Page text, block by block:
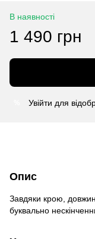
В наявності
1 490 грн
Увійти для
Опис
Завдяки крою,
буквально